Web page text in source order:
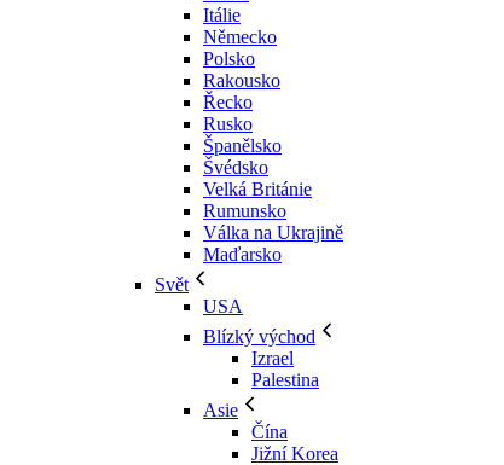
Itálie
Německo
Polsko
Rakousko
Řecko
Rusko
Španělsko
Švédsko
Velká Británie
Rumunsko
Válka na Ukrajině
Maďarsko
Svět
USA
Blízký východ
Izrael
Palestina
Asie
Čína
Jižní Korea